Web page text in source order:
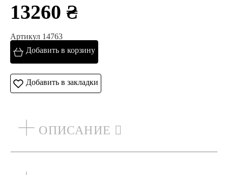
13260 ₴
Артикул 14763
Добавить в корзину
Добавить в закладки
ОПИСАНИЕ